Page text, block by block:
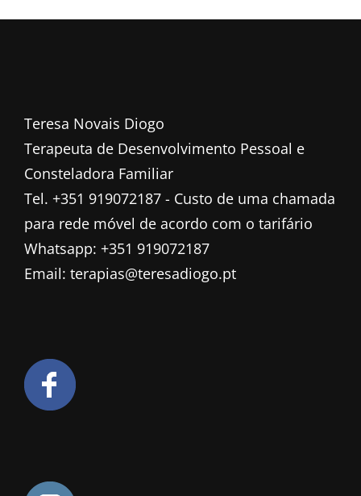
Teresa Novais Diogo
Terapeuta de Desenvolvimento Pessoal e
Consteladora Familiar
Tel. +351 919072187 - Custo de uma chamada
para rede móvel de acordo com o tarifário
Whatsapp: +351 919072187
Email: terapias@teresadiogo.pt